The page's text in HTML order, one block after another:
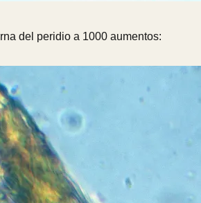
del peridio a 1000 aumentos: